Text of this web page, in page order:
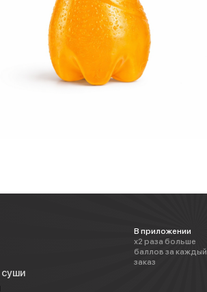
В приложении
х2 раза больше
баллов за каждый
заказ
суши